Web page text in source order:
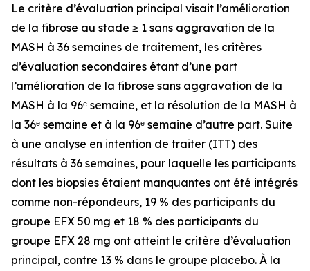
Le critère d’évaluation principal visait l’amélioration
de la fibrose au stade ≥ 1 sans aggravation de la
MASH à 36 semaines de traitement, les critères
d’évaluation secondaires étant d’une part
l’amélioration de la fibrose sans aggravation de la
MASH à la 96ᵉ semaine, et la résolution de la MASH à
la 36ᵉ semaine et à la 96ᵉ semaine d’autre part. Suite
à une analyse en intention de traiter (ITT) des
résultats à 36 semaines, pour laquelle les participants
dont les biopsies étaient manquantes ont été intégrés
comme non-répondeurs, 19 % des participants du
groupe EFX 50 mg et 18 % des participants du
groupe EFX 28 mg ont atteint le critère d’évaluation
principal, contre 13 % dans le groupe placebo. À la